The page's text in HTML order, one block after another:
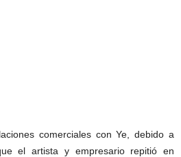
comerciales con Ye, debido a
el artista y empresario repitió en